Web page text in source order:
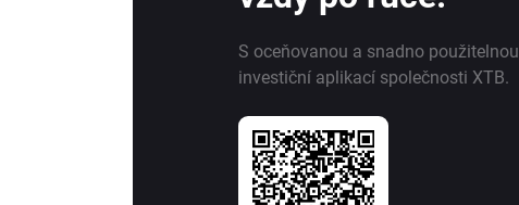
S oceňovanou a snadno použitelnou
investiční aplikací společnosti XTB.